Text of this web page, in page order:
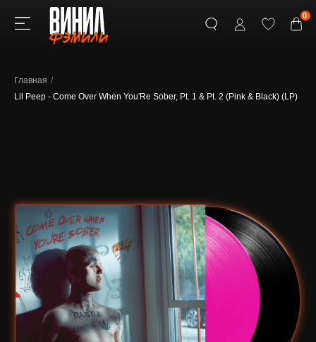
Главная /
Lil Peep - Come Over When You'Re Sober, Pt. 1 & Pt. 2 (Pink & Black) (LP)